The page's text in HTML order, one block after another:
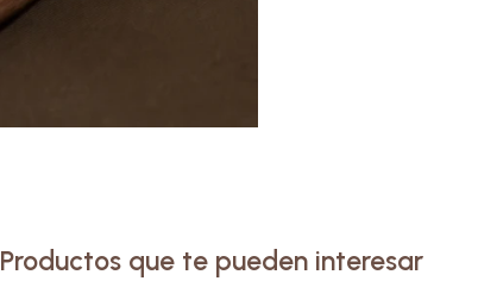
Productos que te pueden interesar